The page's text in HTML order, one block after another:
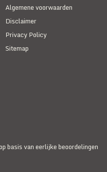
Algemene voorwaarden
Disclaimer
Privacy Policy
Sitemap
basis van eerlijke beoordelingen